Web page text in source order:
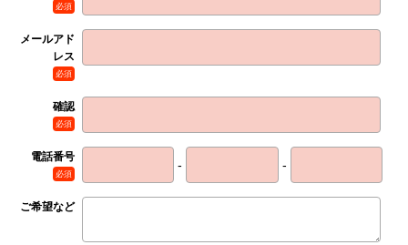
必須
メールアド
レス
必須
確認
必須
電話番号
必須
- -
ご希望など